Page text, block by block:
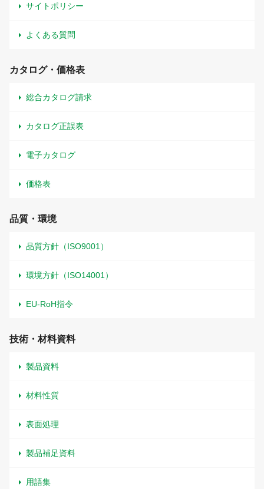
サイトポリシー
よくある質問
カタログ・価格表
総合カタログ請求
カタログ正誤表
電子カタログ
価格表
品質・環境
品質方針（ISO9001）
環境方針（ISO14001）
EU-RoH指令
技術・材料資料
製品資料
材料性質
表面処理
製品補足資料
用語集